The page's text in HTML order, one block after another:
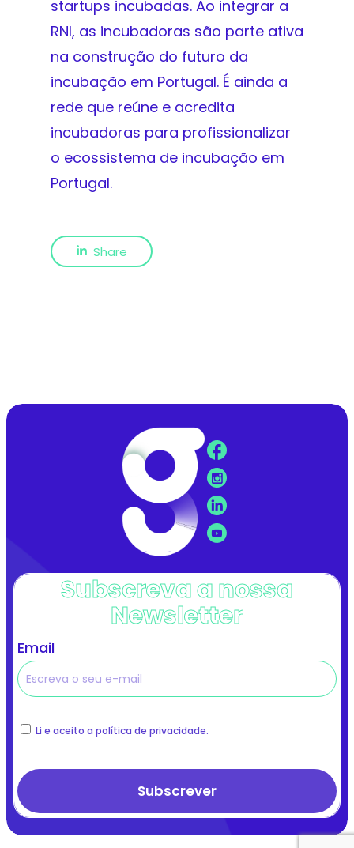
startups incubadas. Ao integrar a
RNI, as incubadoras são parte ativa
na construção do futuro da
incubação em Portugal. É ainda a
rede que reúne e acredita
incubadoras para profissionalizar
o ecossistema de incubação em
Portugal.
Share
Subscreva a nossa
Newsletter
Email
Li e aceito a política de privacidade.